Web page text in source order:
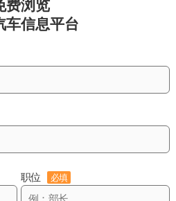
费浏览
车信息平台
职位 必填